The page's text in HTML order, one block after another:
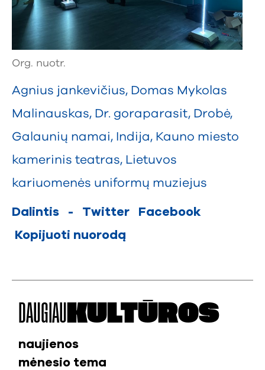
Org. nuotr.
Agnius jankevičius, Domas Mykolas
Malinauskas, Dr. goraparasit, Drobė,
Galaunių namai, Indija, Kauno miesto
kamerinis teatras, Lietuvos
kariuomenės uniformų muziejus
Dalintis - Twitter
Facebook
Kopijuoti nuorodą
DAUGIAU KULTŪROS
naujienos
mėnesio tema